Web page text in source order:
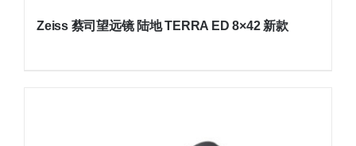
Zeiss 蔡司望远镜 陆地 TERRA ED 8×42 新款